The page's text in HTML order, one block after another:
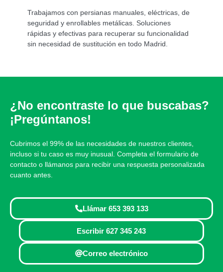
Trabajamos con persianas manuales, eléctricas, de
seguridad y enrollables metálicas. Soluciones
rápidas y efectivas para recuperar su funcionalidad
sin necesidad de sustitución en todo Madrid.
¿No encontraste lo que buscabas?
¡Pregúntanos!
Cubrimos el 99% de las necesidades de nuestros clientes,
incluso si tu caso es muy inusual. Completa el formulario de
contacto o llámanos para recibir una respuesta personalizada
cuanto antes.
Llámar 653 393 133
Escribir 627 345 243
Correo electrónico